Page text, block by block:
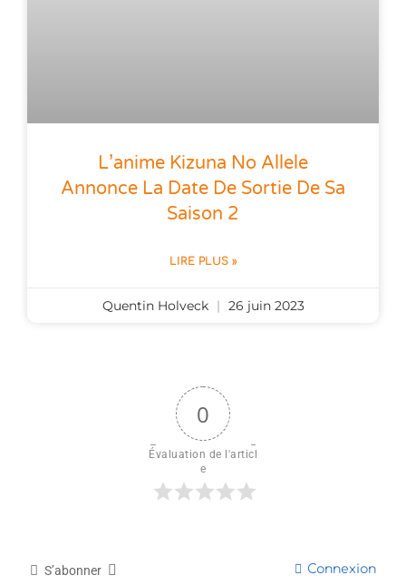
L’anime Kizuna No Allele
Annonce La Date De Sortie De Sa
Saison 2
LIRE PLUS »
Quentin Holveck 26 juin 2023
0
Évaluation de l'articl
e
S’abonner Connexion